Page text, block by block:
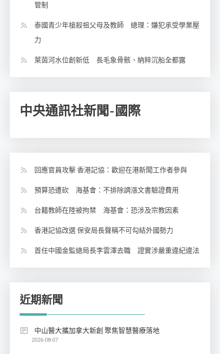
管制
泰國青少年槍殺祖父母及教師 總理：嫌犯承受學業壓
力
萊茵河水位創新低 長毛象骨骸、納粹沉船全都露
中央通訊社新聞-國際
回應官員攻擊 香港記協：歡迎在港新聞工作者參與
預算恐遭砍 海基會：不排除調漲文書驗證費用
台籍教師在陸被拘禁 海基會：恐涉及宗教因素
香港記協改選 保安局長聲稱不可勾結外國勢力
首任中國金監總局長李雲澤去職 證實涉嚴重違紀違法
近期新聞
中山醫大攜加拿大新創 聚焦智慧醫療落地
2026-08-07